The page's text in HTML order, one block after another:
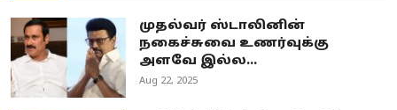
முதல்வர் ஸ்டாலினின்
நகைச்சுவை உணர்வுக்கு
அளவே இல்ல...
Aug 22, 2025